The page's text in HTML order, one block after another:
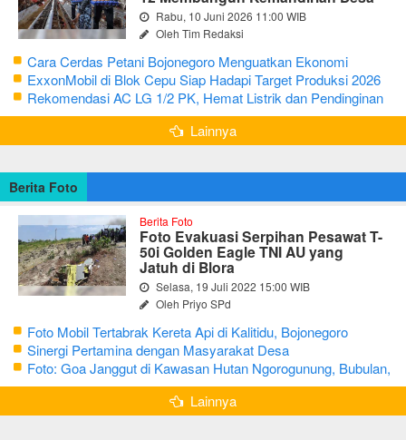
Rabu, 10 Juni 2026 11:00 WIB
Oleh Tim Redaksi
Cara Cerdas Petani Bojonegoro Menguatkan Ekonomi
Keluarga
ExxonMobil di Blok Cepu Siap Hadapi Target Produksi 2026
Rekomendasi AC LG 1/2 PK, Hemat Listrik dan Pendinginan
Maksimal
Lainnya
Berita Foto
Berita Foto
Foto Evakuasi Serpihan Pesawat T-
50i Golden Eagle TNI AU yang
Jatuh di Blora
Selasa, 19 Juli 2022 15:00 WIB
Oleh Priyo SPd
Foto Mobil Tertabrak Kereta Api di Kalitidu, Bojonegoro
Sinergi Pertamina dengan Masyarakat Desa
Foto: Goa Janggut di Kawasan Hutan Ngorogunung, Bubulan,
Bojonegoro
Lainnya